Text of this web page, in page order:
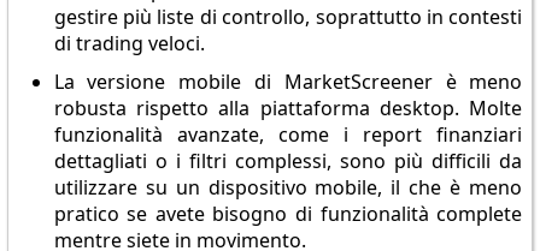
gestire più liste di controllo, soprattutto in contesti
di trading veloci.
La versione mobile di MarketScreener è meno
robusta rispetto alla piattaforma desktop. Molte
funzionalità avanzate, come i report finanziari
dettagliati o i filtri complessi, sono più difficili da
utilizzare su un dispositivo mobile, il che è meno
pratico se avete bisogno di funzionalità complete
mentre siete in movimento.